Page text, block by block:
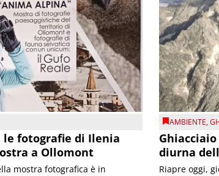
le fotografie di Ilenia
a Ollomont
mostra fotografica è in
AMBIENTE,
diurna
Riapre oggi,